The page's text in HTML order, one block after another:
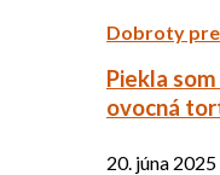
Dobroty
Piekla
ovocná
20. júna 2025